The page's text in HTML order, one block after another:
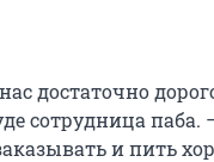
достаточно
сотрудница
и пить